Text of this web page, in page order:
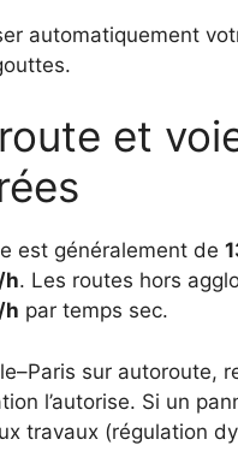
automatiquement
et
est généralement de
h. Les routes hors
h par temps sec.
sur autoroute,
l’autorise. Si un
travaux (régulation